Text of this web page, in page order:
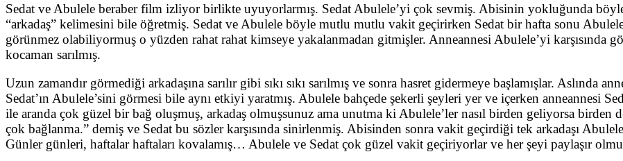
Sedat ve Abulele beraber film izliyor birlikte uyuyorlarmış. Sedat Abulele’yi çok sevmiş. Abisinin yokluğunda
“arkadaş” kelimesini bile öğretmiş. Sedat ve Abulele böyle mutlu mutlu vakit geçirirken Sedat bir hafta sonu
görünmez olabiliyormuş o yüzden rahat rahat kimseye yakalanmadan gitmişler. Anneannesi Abulele’yi karşısında
kocaman sarılmış.
Uzun zamandır görmediği arkadaşına sarılır gibi sıkı sıkı sarılmış ve sonra hasret gidermeye başlamışlar. Aslında
Sedat’ın Abulele’sini görmesi bile aynı etkiyi yaratmış. Abulele bahçede şekerli şeyleri yer ve içerken anneannesi
ile aranda çok güzel bir bağ oluşmuş, arkadaş olmuşsunuz ama unutma ki Abulele’ler nasıl birden geliyorsa
çok bağlanma.” demiş ve Sedat bu sözler karşısında sinirlenmiş. Abisinden sonra vakit geçirdiği tek arkadaşı
Günler günleri, haftalar haftaları kovalamış… Abulele ve Sedat çok güzel vakit geçiriyorlar ve her şeyi paylaşır